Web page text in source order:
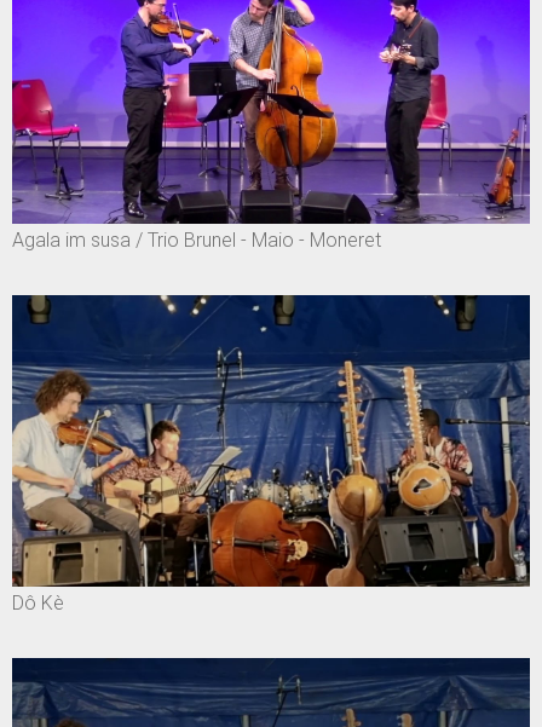
Agala im susa / Trio Brunel - Maio - Moneret
Dô Kè